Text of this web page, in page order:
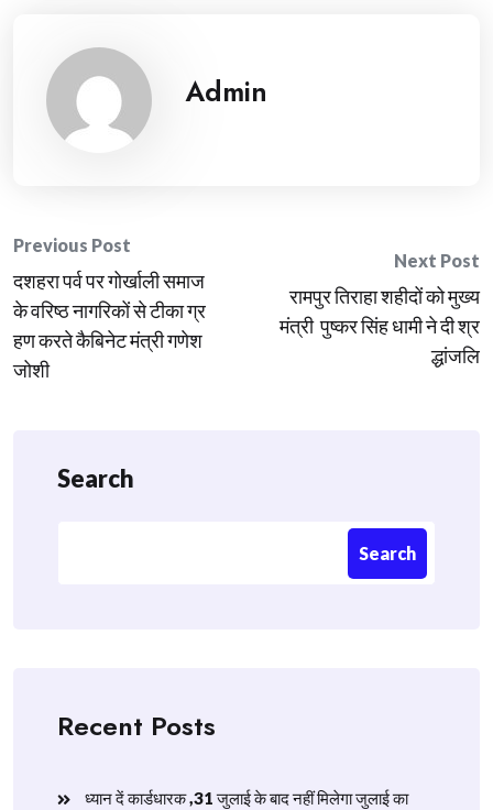
Admin
Post
navigation
Previous Post
दशहरा पर्व पर गोर्खाली समाज
के वरिष्ठ नागरिकों से टीका ग्र
हण करते कैबिनेट मंत्री गणेश
जोशी
Next Post
रामपुर तिराहा शहीदों को मुख्य
मंत्री पुष्कर सिंह धामी ने दी श्र
द्धांजलि
Search
Search
Recent Posts
ध्यान दें कार्डधारक ,31 जुलाई के बाद नहीं मिलेगा जुलाई का